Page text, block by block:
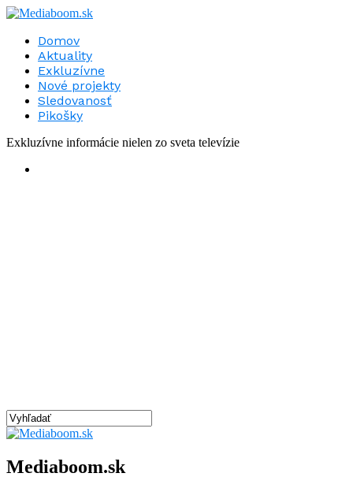
Domov
Aktuality
Exkluzívne
Nové projekty
Sledovanosť
Pikošky
Exkluzívne informácie nielen zo sveta televízie
Mediaboom.sk